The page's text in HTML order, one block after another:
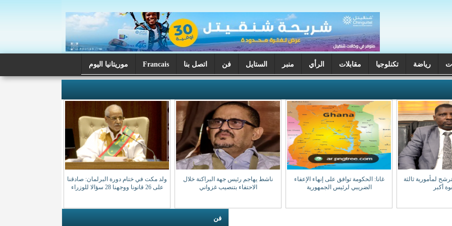
رياضة تكنلوجيا مقابلات الرأي منبر الستايل فن اتصل بنا Francais موريتانيا اليوم
لمأمورية ثالثة
أكبر
غانا: الحكومة توافق على إنهاء الإعفاء
الضريبي لرئيس الجمهورية
ناشط يهاجم رئيس جهة البراكنة خلال
الاحتفاء بتنصيب غزواني
ولد مكت في ختام دورة البرلمان: صادقنا
على 26 قانونا ووجهنا 28 سؤالا للوزراء
فن